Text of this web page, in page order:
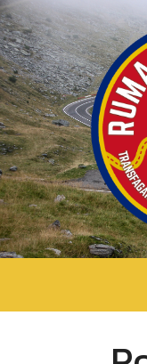
Saltar
al
contenido